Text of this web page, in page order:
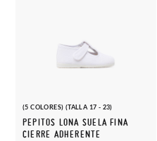
(5 COLORES) (TALLA 17 - 23)
PEPITOS LONA SUELA FINA
CIERRE ADHERENTE